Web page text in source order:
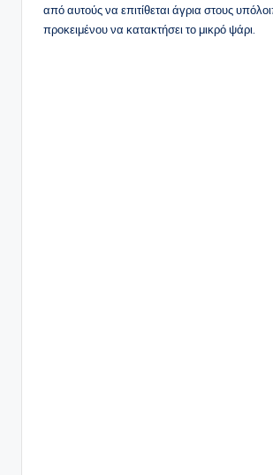
από αυτούς να επιτίθεται άγρια στους
προκειμένου να κατακτήσει το μικρό ψάρι.